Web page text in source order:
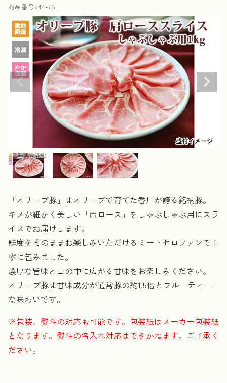
商品番号644-7S
「オリーブ豚」はオリーブで育てた香川が誇る銘柄豚。
キメが細かく美しい「肩ロース」をしゃぶしゃぶ用にスラ
イスでお届けします。
鮮度をそのままお楽しみいただけるミートセロファンで丁
寧に包みました。
濃厚な旨味と口の中に広がる甘味をお楽しみください。
オリーブ豚は甘味成分が通常豚の約1.5倍とフルーティー
な味わいです。
※包装、熨斗の対応も可能です。包装紙はメーカー包装紙
となります。熨斗の名入れ対応はできかねます。ご了承く
ださい。